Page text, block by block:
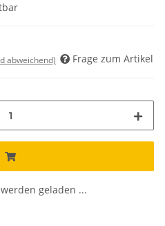
abweichend) Frage zum Artikel
geladen ...